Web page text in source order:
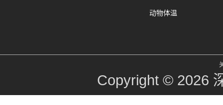
动物体温
Copyright © 2026